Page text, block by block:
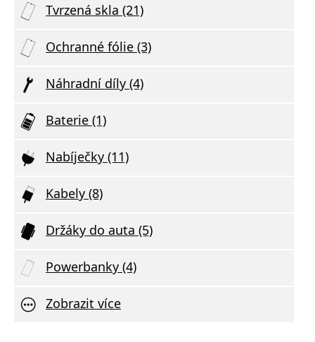
Tvrzená skla (21)
Ochranné fólie (3)
Náhradní díly (4)
Baterie (1)
Nabíječky (11)
Kabely (8)
Držáky do auta (5)
Powerbanky (4)
Zobrazit více